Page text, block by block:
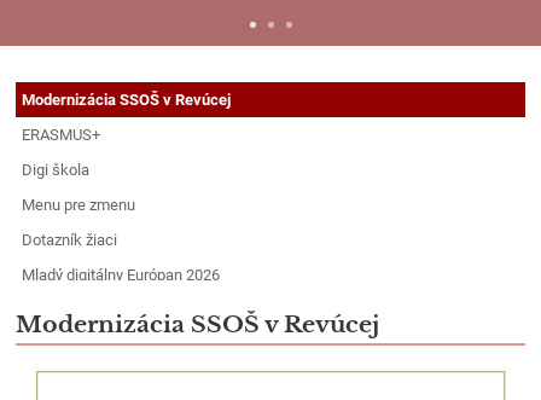
Projekty
-
Modernizácia
SSOŠ
v
Revúcej
|
Súkromná
stredná
odborná
Projekty
Modernizácia SSOŠ v Revúcej
ERASMUS+
Digi škola
Menu pre zmenu
Dotazník žiaci
Mladý digitálny Európan 2026
Modernizácia SSOŠ v Revúcej